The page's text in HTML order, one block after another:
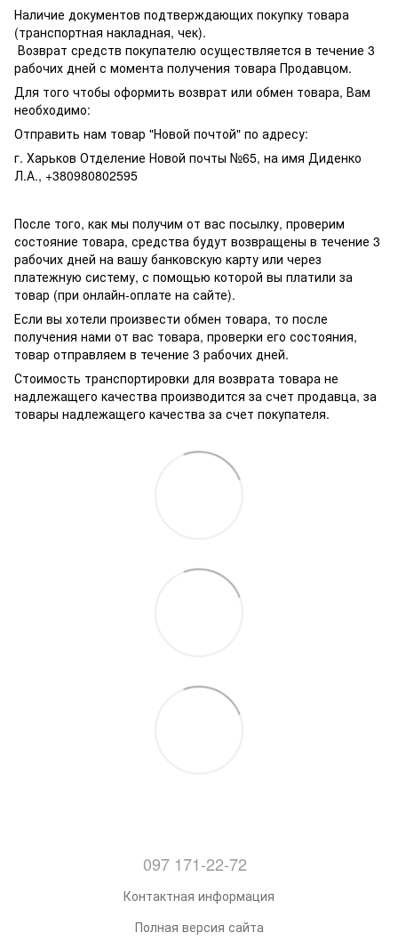
Наличие документов подтверждающих покупку товара
(транспортная накладная, чек).
Возврат средств покупателю осуществляется в течение 3
рабочих дней с момента получения товара Продавцом.
Для того чтобы оформить возврат или обмен товара, Вам
необходимо:
Отправить нам товар "Новой почтой" по адресу:
г. Харьков Отделение Новой почты №65, на имя Диденко
Л.А., +380980802595
После того, как мы получим от вас посылку, проверим
состояние товара, средства будут возвращены в течение 3
рабочих дней на вашу банковскую карту или через
платежную систему, с помощью которой вы платили за
товар (при онлайн-оплате на сайте).
Если вы хотели произвести обмен товара, то после
получения нами от вас товара, проверки его состояния,
товар отправляем в течение 3 рабочих дней.
Стоимость транспортировки для возврата товара не
надлежащего качества производится за счет продавца, за
товары надлежащего качества за счет покупателя.
097 171-22-72
Контактная информация
Полная версия сайта